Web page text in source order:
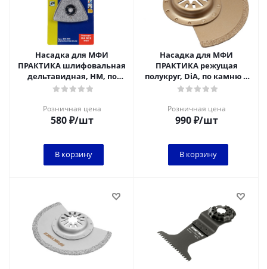
Насадка для МФИ
ПРАКТИКА шлифовальная
дельтавидная, HM, по
плитке и дереву, 78 мм
Розничная цена
580₽/шт
В корзину
Насадка для МФИ
ПРАКТИКА режущая
полукруг, DiA, по камню и
плитке, 88 мм
Розничная цена
990₽/шт
В корзину